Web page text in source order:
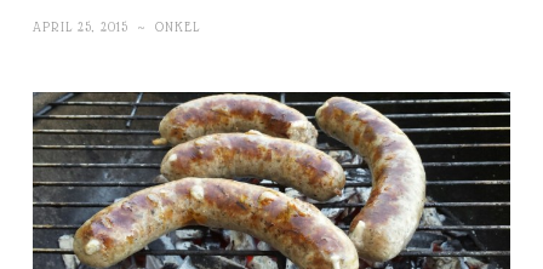
APRIL 25, 2015 ~ ONKEL